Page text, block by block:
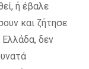
ή έβαλε
και ζήτησε
δεν